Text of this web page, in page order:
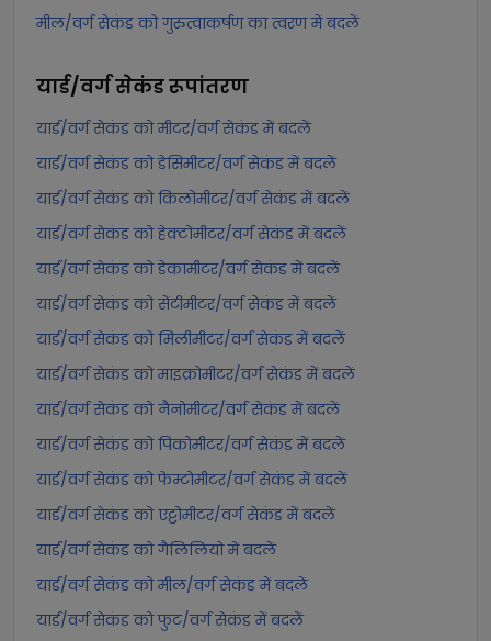
मील/वर्ग सेकंड को गुरुत्वाकर्षण का त्वरण में बदलें
यार्ड/वर्ग सेकंडरूपांतरण
यार्ड/वर्ग सेकंड को मीटर/वर्ग सेकंड में बदलें
यार्ड/वर्ग सेकंड को डेसिमीटर/वर्ग सेकंड में बदलें
यार्ड/वर्ग सेकंड को किलोमीटर/वर्ग सेकंड में बदलें
यार्ड/वर्ग सेकंड को हेक्टोमीटर/वर्ग सेकंड में बदलें
यार्ड/वर्ग सेकंड को डेकामीटर/वर्ग सेकंड में बदलें
यार्ड/वर्ग सेकंड को सेंटीमीटर/वर्ग सेकंड में बदलें
यार्ड/वर्ग सेकंड को मिलीमीटर/वर्ग सेकंड में बदलें
यार्ड/वर्ग सेकंड को माइक्रोमीटर/वर्ग सेकंड में बदलें
यार्ड/वर्ग सेकंड को नैनोमीटर/वर्ग सेकंड में बदलें
यार्ड/वर्ग सेकंड को पिकोमीटर/वर्ग सेकंड में बदलें
यार्ड/वर्ग सेकंड को फेम्टोमीटर/वर्ग सेकंड में बदलें
यार्ड/वर्ग सेकंड को एट्टोमीटर/वर्ग सेकंड में बदलें
यार्ड/वर्ग सेकंड को गैलिलियो में बदलें
यार्ड/वर्ग सेकंड को मील/वर्ग सेकंड में बदलें
यार्ड/वर्ग सेकंड को फुट/वर्ग सेकंड में बदलें